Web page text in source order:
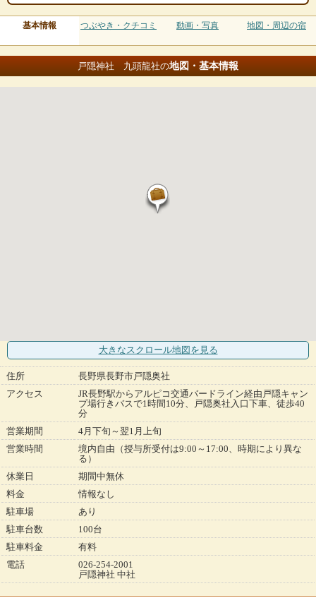
基本情報 つぶやき・クチコミ 動画・写真 地図・周辺の宿
戸隠神社 九頭龍社の地図・基本情報
大きなスクロール地図 を見る
住所
長野県長野市戸隠奥社
アクセス
JR長野駅からアルピコ交通バードライン経由戸隠キャン
プ場行きバスで1時間10分、戸隠奥社入口下車、徒歩40
分
営業期間
4月下旬～翌1月上旬
営業時間
境内自由（授与所受付は9:00～17:00、時期により異な
る）
休業日
期間中無休
料金
情報なし
駐車場
あり
駐車台数
100台
駐車料金
有料
電話
026-254-2001
戸隠神社 中社